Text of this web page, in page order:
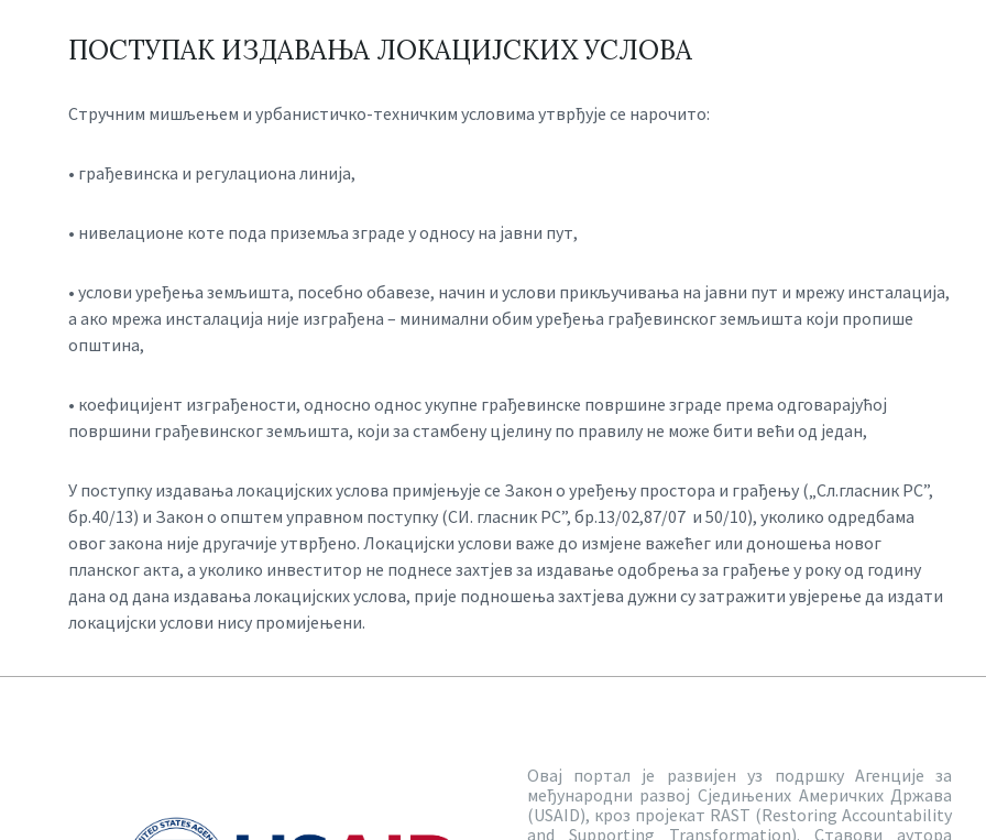
ПОСТУПАК ИЗДАВАЊА ЛОКАЦИЈСКИХ УСЛОВА
Стручним мишљењем и урбанистичко-техничким условима утврђује се нарочито:
• грађевинска и регулациона линија,
• нивелационе коте пода приземља зграде у односу на јавни пут,
• услови уређења земљишта, посебно обавезе, начин и услови прикључивања на јавни пут и мрежу инсталација,
а ако мрежа инсталација није изграђена – минимални обим уређења грађевинског земљишта који пропише
општина,
• коефицијент изграђености, односно однос укупне грађевинске површине зграде према одговарајућој
површини грађевинског земљишта, који за стамбену цјелину по правилу не може бити већи од један,
У поступку издавања локацијских услова примјењује се Закон о уређењу простора и грађењу („Сл.гласник РС”,
бр.40/13) и Закон о општем управном поступку (СИ. гласник РС”, бр.13/02,87/07 и 50/10), уколико одредбама
овог закона није другачије утврђено. Локацијски услови важе до измјене важећег или доношења новог
планског акта, а уколико инвеститор не поднесе захтјев за издавање одобрења за грађење у року од годину
дана од дана издавања локацијских услова, прије подношења захтјева дужни су затражити увјерење да издати
локацијски услови нису промијењени.
Овај портал је развијен уз подршку Агенције за
међународни развој Сједињених Америчких Држава
(USAID), кроз пројекат RAST (Restoring Accountability
and Supporting Transformation). Ставови аутора